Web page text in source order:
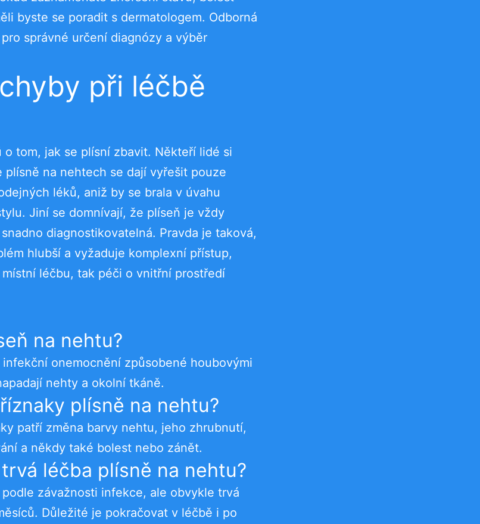
byste se poradit s dermatologem. Odborná
správné určení diagnózy a výběr
při léčbě
o tom, jak se plísní zbavit. Někteří lidé si
plísně na nehtech se dají vyřešit pouze
léků, aniž by se brala v úvahu
Jiní se domnívají, že plíseň je vždy
diagnostikovatelná. Pravda je taková,
hlubší a vyžaduje komplexní přístup,
léčbu, tak péči o vnitřní prostředí
na nehtu?
onemocnění způsobené houbovými
nehty a okolní tkáně.
plísně na nehtu?
patří změna barvy nehtu, jeho zhrubnutí,
a někdy také bolest nebo zánět.
léčba plísně na nehtu?
závažnosti infekce, ale obvykle trvá
Důležité je pokračovat v léčbě i po